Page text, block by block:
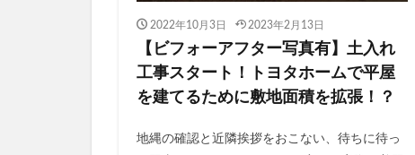
2022年10月3日 2023年2月13日
【ビフォーアフター写真有】土入れ
工事スタート！トヨタホームで平屋
を建てるために敷地面積を拡張！？
地縄の確認と近隣挨拶をおこない、待ちに待っ